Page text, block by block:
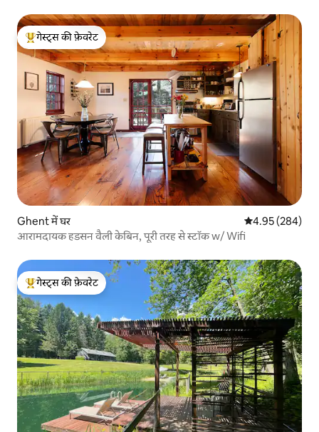
गेस्ट्स का टॉप फ़ेवरेट
गेस्ट्स की फ़ेवरेट
Ghent में घर औसत रेटिंग 5 में से
4.95 (284)
आरामदायक हडसन वैली केबिन, पूरी तरह से स्टॉक w/ Wifi
गेस्ट्स का टॉप फ़ेवरेट
गेस्ट्स की फ़ेवरेट